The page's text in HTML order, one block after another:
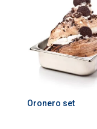
Oronero set